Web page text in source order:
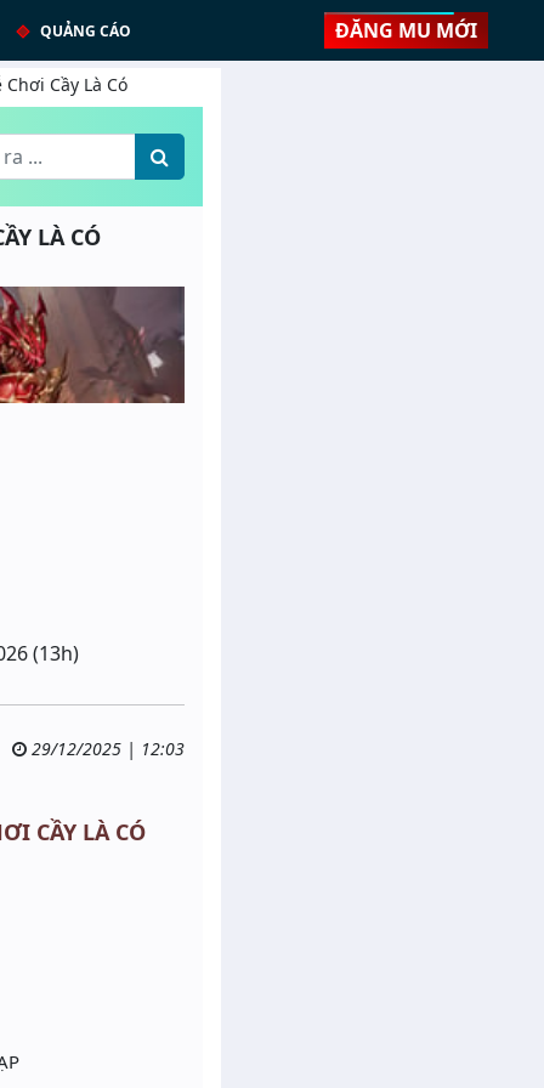
QUẢNG CÁO ĐĂNG MU MỚI
Cầy Là Có
LÀ CÓ
(13h)
29/12/2025 | 12:03
CẦY LÀ CÓ